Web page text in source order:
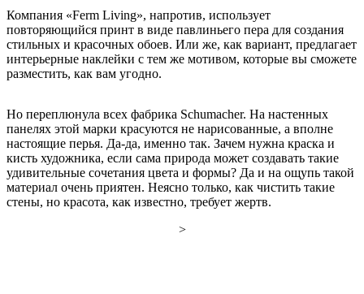
Компания «Ferm Living», напротив, использует
повторяющийся принт в виде павлиньего пера для создания
стильных и красочных обоев. Или же, как вариант, предлагает
интерьерные наклейки с тем же мотивом, которые вы сможете
разместить, как вам угодно.
Но переплюнула всех фабрика Schumacher. На настенных
панелях этой марки красуются не нарисованные, а вполне
настоящие перья. Да-да, именно так. Зачем нужна краска и
кисть художника, если сама природа может создавать такие
удивительные сочетания цвета и формы? Да и на ощупь такой
материал очень приятен. Неясно только, как чистить такие
стены, но красота, как известно, требует жертв.
>